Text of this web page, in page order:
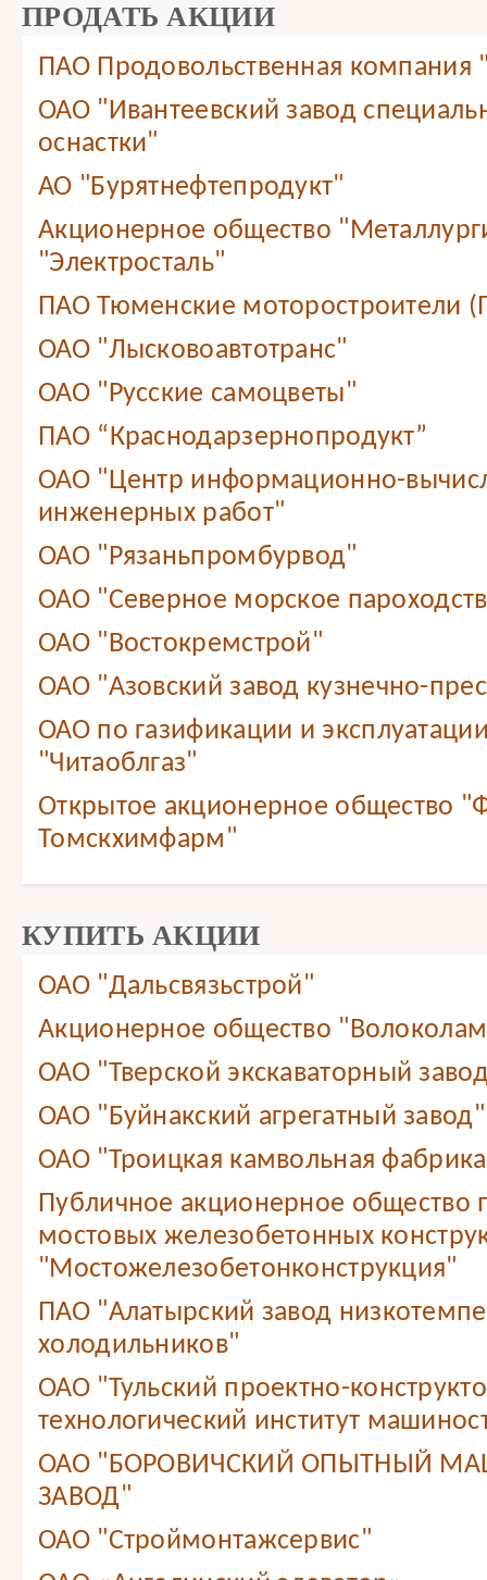
ПРОДАТЬ АКЦИИ
ПАО Продовольственная
ОАО "Ивантеевский завод
оснастки"
АО "Бурятнефтепродукт"
Акционерное общество
"Электросталь"
ПАО Тюменские моторостроители
ОАО "Лысковоавтотранс"
ОАО "Русские самоцветы"
ПАО “Краснодарзернопродукт”
ОАО "Центр информационно-
инженерных работ"
ОАО "Рязаньпромбурвод"
ОАО "Северное морское
ОАО "Востокремстрой"
ОАО "Азовский завод кузнечно-
ОАО по газификации и эксплуатации
"Читаоблгаз"
Открытое акционерное общество
Томскхимфарм"
КУПИТЬ АКЦИИ
ОАО "Дальсвязьстрой"
Акционерное общество
ОАО "Тверской экскаваторный
ОАО "Буйнакский агрегатный завод"
ОАО "Троицкая камвольная
Публичное акционерное общество
мостовых железобетонных
"Мостожелезобетонконструкция"
ПАО "Алатырский завод
холодильников"
ОАО "Тульский проектно-
технологический институт
ОАО "БОРОВИЧСКИЙ ОПЫТНЫЙ
ЗАВОД"
ОАО "Строймонтажсервис"